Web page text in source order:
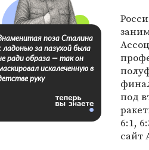
под
6:1,
сайт
поза Сталина
ладонью за пазухой была
ради образа — так он
искалеченную в
руку